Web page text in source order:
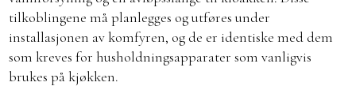
tilkoblingene må planlegges og utføres under
installasjonen av komfyren, og de er identiske med dem
som kreves for husholdningsapparater som vanligvis
brukes på kjøkken.